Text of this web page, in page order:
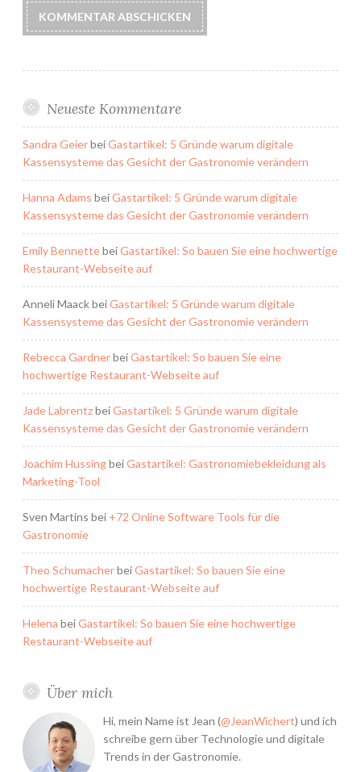
Neueste Kommentare
Sandra GeierbeiGastartikel: 5 Gründe warum digitale
Kassensysteme das Gesicht der Gastronomie verändern
Hanna Adams beiGastartikel: 5 Gründe warum digitale
Kassensysteme das Gesicht der Gastronomie verändern
Emily BennettebeiGastartikel: So bauen Sie eine hochwertige
Restaurant-Webseite auf
Anneli MaackbeiGastartikel: 5 Gründe warum digitale
Kassensysteme das Gesicht der Gastronomie verändern
Rebecca GardnerbeiGastartikel: So bauen Sie eine
hochwertige Restaurant-Webseite auf
Jade LabrentzbeiGastartikel: 5 Gründe warum digitale
Kassensysteme das Gesicht der Gastronomie verändern
Joachim HussingbeiGastartikel: Gastronomiebekleidung als
Marketing-Tool
Sven Martins bei +72 Online Software Tools für die
Gastronomie
Theo SchumacherbeiGastartikel: So bauen Sie eine
hochwertige Restaurant-Webseite auf
Helena beiGastartikel: So bauen Sie eine hochwertige
Restaurant-Webseite auf
Über mich
Hi, mein Name ist Jean (@JeanWichert) und ich
schreibe gern über Technologie und digitale
Trends in der Gastronomie.